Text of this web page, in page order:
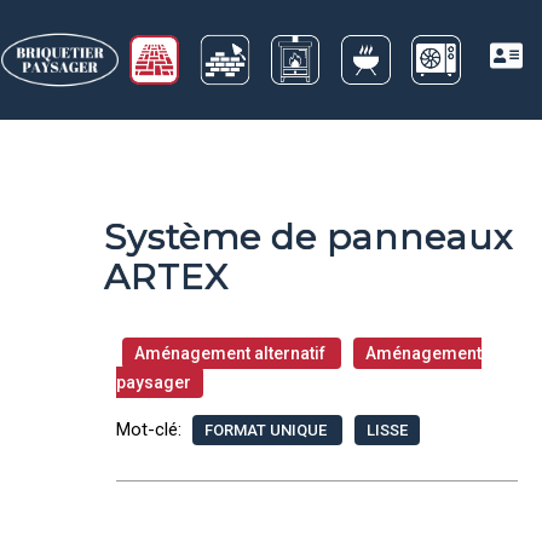
Système de panneaux
ARTEX
Aménagement alternatif
Aménagement
paysager
Mot-clé: FORMAT UNIQUE LISSE